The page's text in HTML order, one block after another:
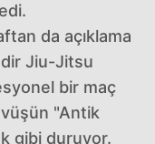
da açıklama
Jiu-Jitsu
bir maç
"Antik
gibi duruyor.